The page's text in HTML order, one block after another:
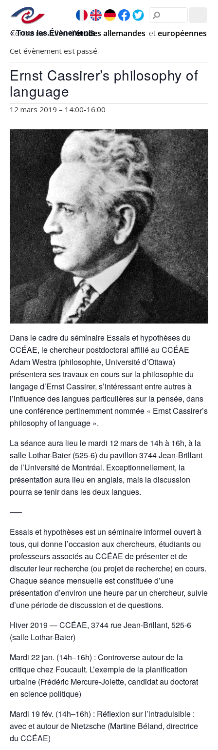
« Tous les Évènements
Cet évènement est passé.
Ernst Cassirer’s philosophy of
language
12 mars 2019 – 14:00-16:00
Dans le cadre du séminaire Essais et hypothèses du
CCÉAE, le chercheur postdoctoral affilié au CCÉAE
Adam Westra (philosophie, Université d’Ottawa)
présentera ses travaux en cours sur la philosophie du
langage d’Ernst Cassirer, s’intéressant entre autres à
l’influence des langues particulières sur la pensée, dans
une conférence pertinemment nommée « Ernst Cassirer’s
philosophy of language ».
La séance aura lieu le mardi 12 mars de 14h à 16h, à la
salle Lothar-Baier (525-6) du pavillon 3744 Jean-Brillant
de l’Université de Montréal. Exceptionnellement, la
présentation aura lieu en anglais, mais la discussion
pourra se tenir dans les deux langues.
—–
Essais et hypothèses est un séminaire informel ouvert à
tous, qui donne l’occasion aux chercheurs, étudiants ou
professeurs associés au CCÉAE de présenter et de
discuter leur recherche (ou projet de recherche) en cours.
Chaque séance mensuelle est constituée d’une
présentation d’environ une heure par un chercheur, suivie
d’une période de discussion et de questions.
Hiver 2019 — CCÉAE, 3744 rue Jean-Brillant, 525-6
(salle Lothar-Baier)
Mardi 22 jan. (14h–16h) : Controverse autour de la
critique chez Foucault. L’exemple de la planification
urbaine (Frédéric Mercure-Jolette, candidat au doctorat
en science politique)
Mardi 19 fév. (14h–16h) : Réflexion sur l’intraduisible :
avec et autour de Nietzsche (Martine Béland, directrice
du CCÉAE)